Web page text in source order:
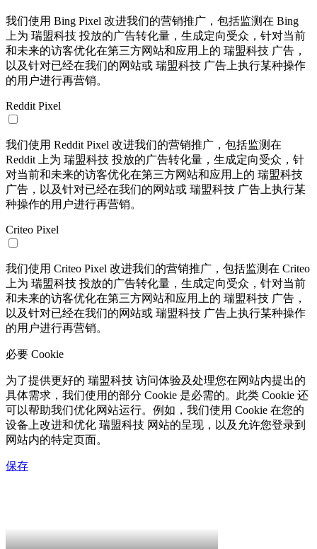
我们使用 Bing Pixel 改进我们的营销推广，包括监测在 Bing
上为 瑞盟科技 投放的广告转化量，生成定向受众，针对当前
和未来的访客优化在第三方网站和应用上的 瑞盟科技 广告，
以及针对已经在我们的网站或 瑞盟科技 广告上执行某种操作
的用户进行再营销。
Reddit Pixel
我们使用 Reddit Pixel 改进我们的营销推广，包括监测在
Reddit 上为 瑞盟科技 投放的广告转化量，生成定向受众，针
对当前和未来的访客优化在第三方网站和应用上的 瑞盟科技
广告，以及针对已经在我们的网站或 瑞盟科技 广告上执行某
种操作的用户进行再营销。
Criteo Pixel
我们使用 Criteo Pixel 改进我们的营销推广，包括监测在 Criteo
上为 瑞盟科技 投放的广告转化量，生成定向受众，针对当前
和未来的访客优化在第三方网站和应用上的 瑞盟科技 广告，
以及针对已经在我们的网站或 瑞盟科技 广告上执行某种操作
的用户进行再营销。
必要 Cookie
为了提供更好的 瑞盟科技 访问体验及处理您在网站内提出的
具体需求，我们使用的部分 Cookie 是必需的。此类 Cookie 还
可以帮助我们优化网站运行。例如，我们使用 Cookie 在您的
设备上改进和优化 瑞盟科技 网站的呈现，以及允许您登录到
网站内的特定页面。
保存